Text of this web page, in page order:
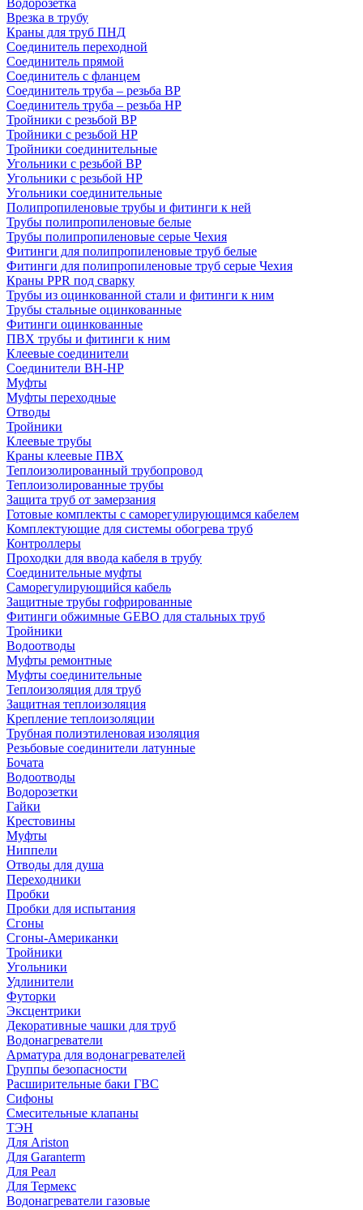
Врезка в трубу
Краны для труб ПНД
Соединитель переходной
Соединитель прямой
Соединитель с фланцем
Соединитель труба – резьба ВР
Соединитель труба – резьба НР
Тройники с резьбой ВР
Тройники с резьбой НР
Тройники соединительные
Угольники с резьбой ВР
Угольники с резьбой НР
Угольники соединительные
Полипропиленовые трубы и фитинги к ней
Трубы полипропиленовые белые
Трубы полипропиленовые серые Чехия
Фитинги для полипропиленовые труб белые
Фитинги для полипропиленовые труб серые Чехия
Краны PPR под сварку
Трубы из оцинкованной стали и фитинги к ним
Трубы стальные оцинкованные
Фитинги оцинкованные
ПВХ трубы и фитинги к ним
Клеевые соединители
Соединители ВН-НР
Муфты
Муфты переходные
Отводы
Тройники
Клеевые трубы
Краны клеевые ПВХ
Теплоизолированный трубопровод
Теплоизолированные трубы
Защита труб от замерзания
Готовые комплекты с саморегулирующимся кабелем
Комплектующие для системы обогрева труб
Контроллеры
Проходки для ввода кабеля в трубу
Соединительные муфты
Саморегулирующийся кабель
Защитные трубы гофрированные
Фитинги обжимные GEBO для стальных труб
Тройники
Водоотводы
Муфты ремонтные
Муфты соединительные
Теплоизоляция для труб
Защитная теплоизоляция
Крепление теплоизоляции
Трубная полиэтиленовая изоляция
Резьбовые соединители латунные
Бочата
Водоотводы
Водорозетки
Гайки
Крестовины
Муфты
Ниппели
Отводы для душа
Переходники
Пробки
Пробки для испытания
Сгоны
Сгоны-Американки
Тройники
Угольники
Удлинители
Футорки
Эксцентрики
Декоративные чашки для труб
Водонагреватели
Арматура для водонагревателей
Группы безопасности
Расширительные баки ГВС
Сифоны
Смесительные клапаны
ТЭН
Для Ariston
Для Garanterm
Для Реал
Для Термекс
Водонагреватели газовые